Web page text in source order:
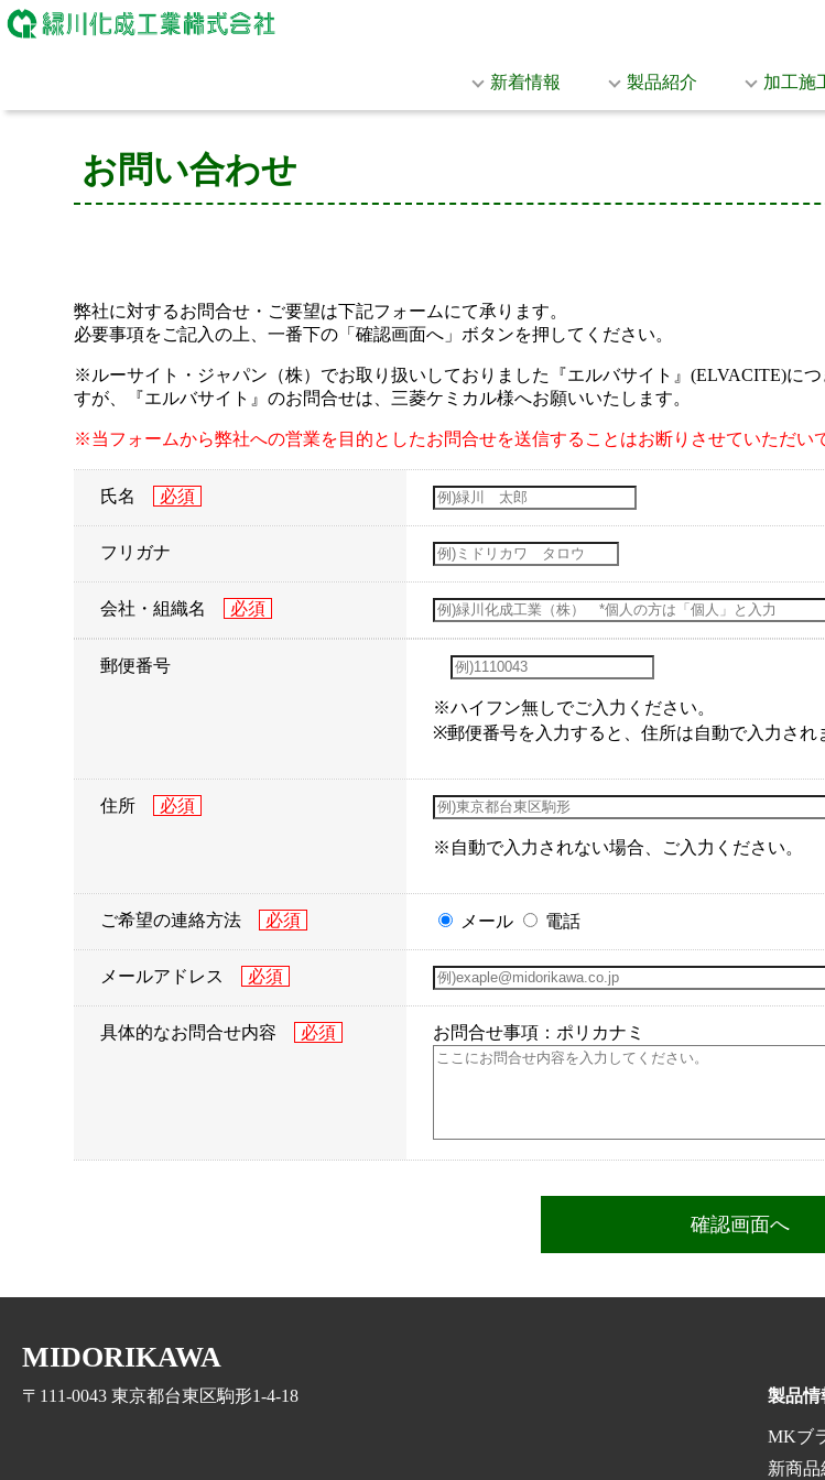
新着情報 製品紹介 加工施
お問い合わせ
弊社に対するお問合せ・ご要望は下記フォームにて承ります。
必要事項をご記入の上、一番下の「確認画面へ」ボタンを押してください。
※ルーサイト・ジャパン（株）でお取り扱いしておりました『エルバサイト』(ELVACITE)に
すが、『エルバサイト』のお問合せは、三菱ケミカル様へお願いいたします。
※当フォームから弊社への営業を目的としたお問合せを送信することはお断りさせていただい
氏名
フリガナ
会社・組織名
郵便番号
※ハイフン無しでご入力ください。
※郵便番号を入力すると、住所は自動で入力され
住所
※自動で入力されない場合、ご入力ください。
ご希望の連絡方法 メール 電話
メールアドレス
具体的なお問合せ内容 お問合せ事項：ポリカナミ
MIDORIKAWA
〒111-0043 東京都台東区駒形1-4-18 製品情
MKブ
新商品